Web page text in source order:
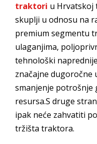
traktori u Hrvatskoj
skuplji u odnosu na
premium segmentu
ulaganjima,
tehnološki
značajne dugoročne
smanjenje
resursa.S druge
ipak neće zahvatiti
tržišta traktora.